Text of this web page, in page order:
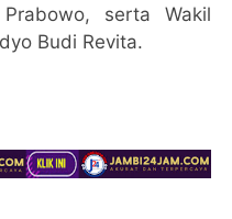
serta Wakil
Budi Revita.